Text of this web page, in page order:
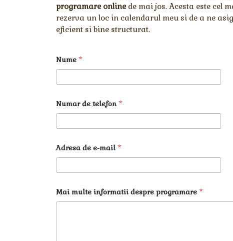
programare onlinede mai jos. Acesta este cel
rezerva un loc in calendarul meu si de a ne
eficient si bine structurat.
Nume *
Numar de telefon *
Adresa de e-mail *
o
n
Mai multe informatii despre programare *